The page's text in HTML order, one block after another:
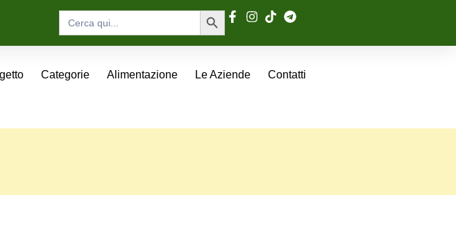
Search
for:
Search Button
Categorie Alimentazione Le Aziende Contatti